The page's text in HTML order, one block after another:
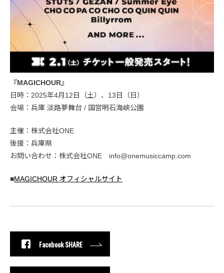
『MAGICHOUR』
日時：2025年4月12日（土）、13日（日）
会場：兵庫 淡路夢舞台 / 国営明石海峡公園
主催：株式会社ONE
後援：兵庫県
お問い合わせ：株式会社ONE info@onemusiccamp.com
■MAGICHOUR オフィシャルサイト
Facebook SHARE